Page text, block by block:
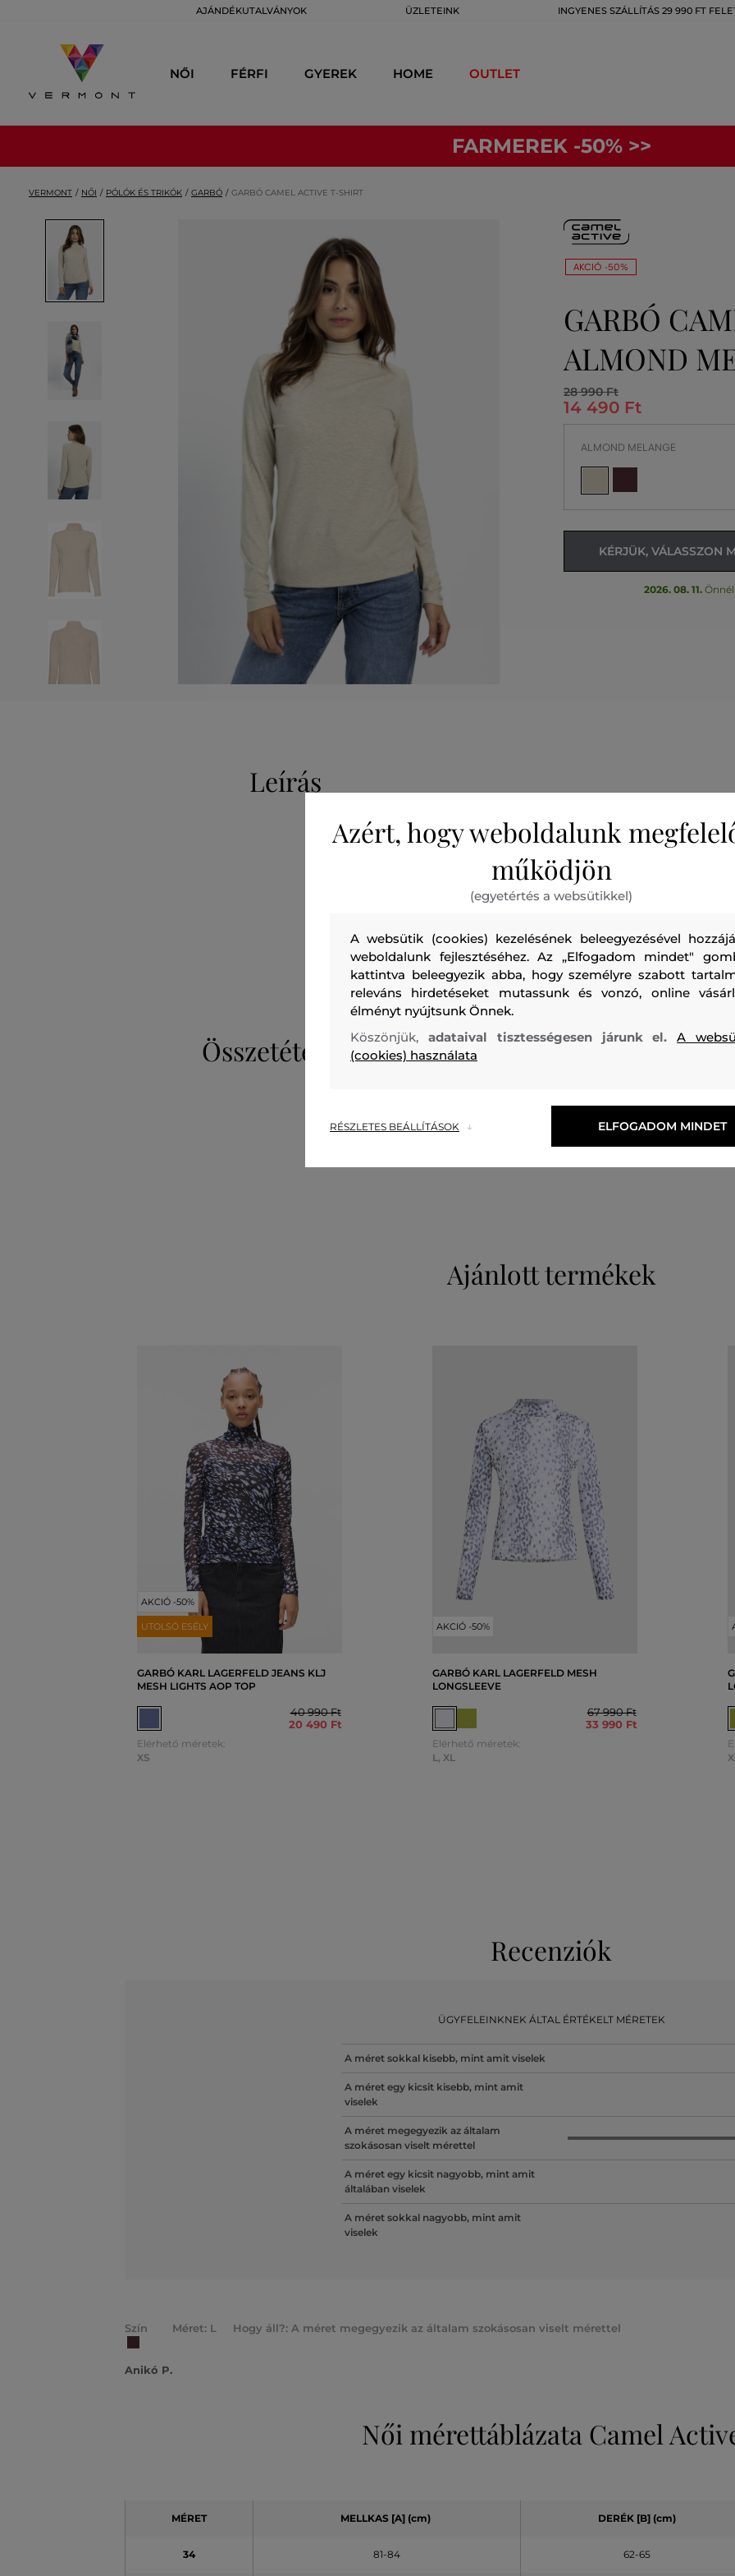
AJÁNDÉKUTALVÁNYOK ÜZLETEINK INGYENES SZÁLLÍTÁS 29 990 FT
NŐI FÉRFI GYEREK HOME OUTLET
FARMEREK -50% >>
VERMONT NŐI PÓLÓK ÉS TRIKÓK GARBÓ GARBÓ CAMEL ACTIVE T-SHIRT
AKCIÓ -50%
GARBÓ
ALMOND
28 990 Ft
14 490 Ft
ALMOND MELANGE
KÉRJÜK, VÁLASSZON
2026. 08. 11. Önnél
Leírás
Női garbó, amely finom kötött anyagból készült. Szűk
szegéllyel ellátott. A puha és légáteresztő viszkózszálból
hozzáadott elasztánnak köszönhetően nagyon kellemes
színt és alacsony karbantartási igényt garantál.
könnyedségének köszönhetően a garbó remek választás
ruha alá.
Szezon: FW24 Termék kódja309325_4T63-624-CW-02
Összetétel
VISZKÓZ ELASZTÁN
Ajánlott termékek
AKCIÓ -50%
UTOLSÓ ESÉLY
GARBÓ KARL LAGERFELD JEANS KLJ
MESH LIGHTS AOP TOP
40 990 Ft
20 490 Ft
Elérhető méretek:
XS
AKCIÓ -50%
GARBÓ KARL LAGERFELD MESH
LONGSLEEVE
67 990 Ft
33 990 Ft
Elérhető méretek:
L , XL
Recenziók
ÜGYFELEINKNEK ÁLTAL ÉRTÉKELT MÉRETEK
A méret sokkal kisebb, mint amit viselek
A méret egy kicsit kisebb, mint amit
viselek
A méret megegyezik az általam
szokásosan viselt mérettel
A méret egy kicsit nagyobb, mint amit
általában viselek
A méret sokkal nagyobb, mint amit
viselek
Szín Méret: L Hogy áll?: A méret megegyezik az általam szokásosan viselt mérettel
Anikó P.
Női mérettáblázata Camel
MÉRET MELLKAS [A] (cm) DERÉK[B] (cm)
34 81-84 62-65
Azért, hogy weboldalunk
működjön
(egyetértés a websütikkel)
A websütik (cookies) kezelésének beleegyezésével
weboldalunk fejlesztéséhez. Az „Elfogadom mindet"
kattintva beleegyezik abba, hogy személyre szabott
releváns hirdetéseket mutassunk és vonzó, online
élményt nyújtsunk Önnek.
Köszönjük, adataival tisztességesen járunk el.A
(cookies) használata
RÉSZLETES BEÁLLÍTÁSOK ELFOGADOM MINDET